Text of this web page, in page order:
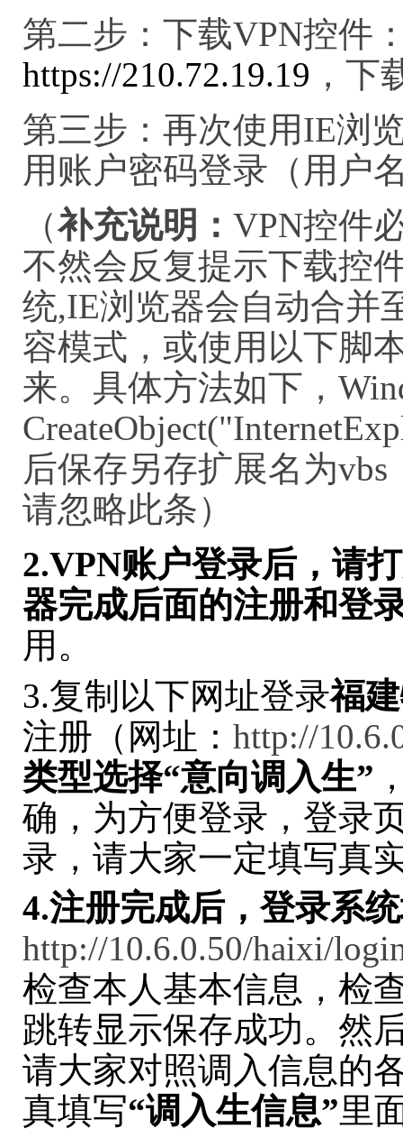
第二步：下载VPN控件
https://210.72.19.19 ，下
第三步：再次使用IE浏
用账户密码登录（用户
（补充说明 ： VPN控件
不然会反复提示下载控
统,IE浏览器会自动合并
容模式，或使用以下脚
来。具体方法如下，
后保存另存扩展名为
请忽略此条）
2.VPN账户登录后，请
器完成后面的注册和登
用。
3.复制以下网址登录福
注册 （网址： http://
类型选择“意向调入生”
确，为方便登录，登录
录，请大家一定填写真
4.注册完成后，登录系
http://10.6.0.50/haixi/
检查本人基本信息，检
跳转显示保存成功。然
请大家对照调入信息的
真填写“调入生信息”里